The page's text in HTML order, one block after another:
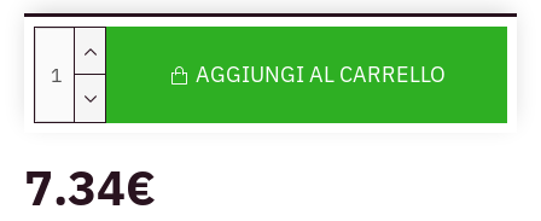
7.34€
AGGIUNGI AL CARRELLO